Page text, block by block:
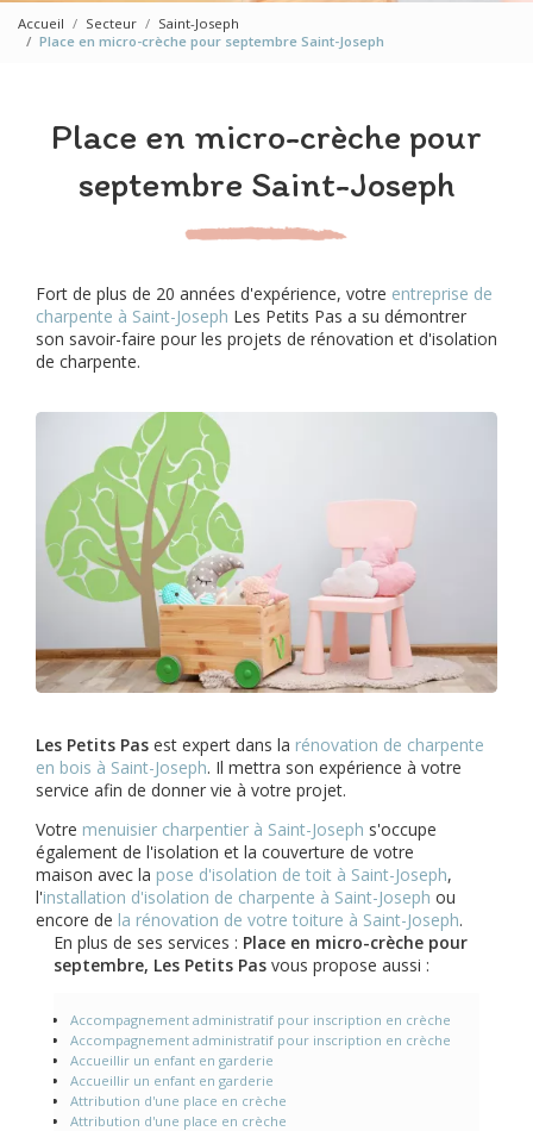
Accueil Secteur
Saint-Joseph
Place en micro-crèche pour septembre Saint-Joseph
Place en micro-crèche pour
septembre Saint-Joseph
Fort de plus de 20 années d'expérience, votre entreprise de
charpente à Saint-Joseph Les Petits Pas a su démontrer
son savoir-faire pour les projets de rénovation et d'isolation
de charpente.
Les Petits Pas est expert dans la rénovation de charpente
en bois à Saint-Joseph. Il mettra son expérience à votre
service afin de donner vie à votre projet.
Votre menuisier charpentier à Saint-Joseph s'occupe
également de l'isolation et la couverture de votre
maison avec la pose d'isolation de toit à Saint-Joseph,
l'installation d'isolation de charpente à Saint-Joseph ou
encore de la rénovation de votre toiture à Saint-Joseph.
En plus de ses services : Place en micro-crèche pour
septembre, Les Petits Pas vous propose aussi :
Accompagnement administratif pour inscription en crèche
Accompagnement administratif pour inscription en crèche
Accueillir un enfant en garderie
Accueillir un enfant en garderie
Attribution d'une place en crèche
Attribution d'une place en crèche